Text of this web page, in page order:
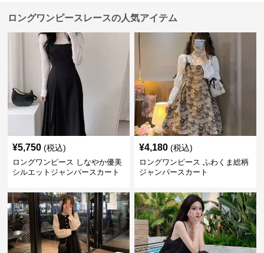
ロングワンピースレースの人気アイテム
¥5,750 (税込)
ロングワンピース しなやか優美
シルエットジャンパースカート
¥4,180 (税込)
ロングワンピース ふわくま総柄
ジャンパースカート